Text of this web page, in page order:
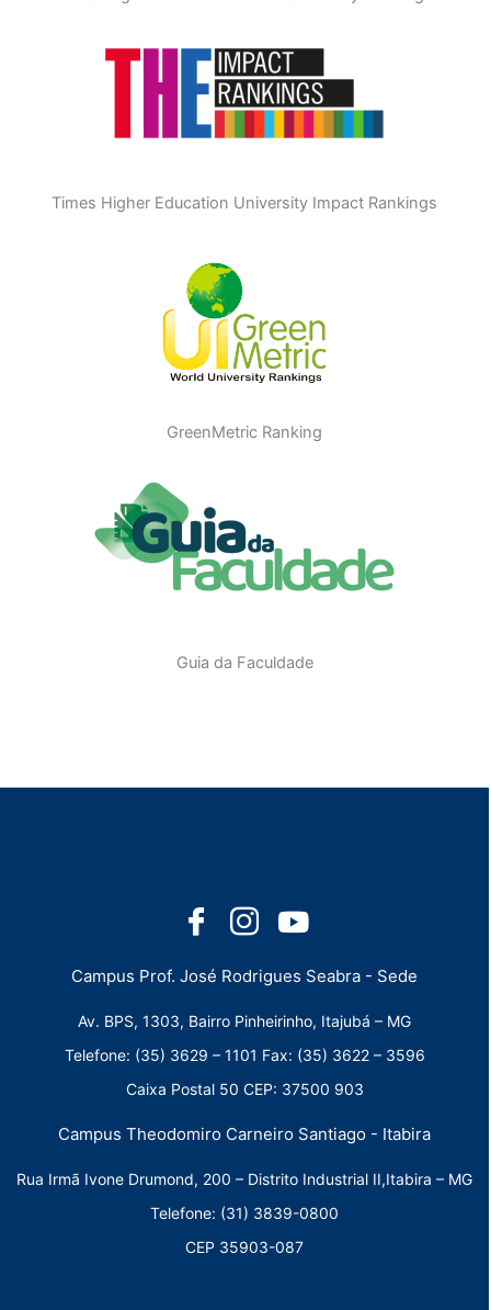
Times Higher Education University Impact Rankings
GreenMetric Ranking
Guia da Faculdade
Campus Prof. José Rodrigues Seabra - Sede
Av. BPS, 1303, Bairro Pinheirinho, Itajubá – MG
Telefone: (35) 3629 – 1101 Fax: (35) 3622 – 3596
Caixa Postal 50 CEP: 37500 903
Campus Theodomiro Carneiro Santiago - Itabira
Rua Irmã Ivone Drumond, 200 – Distrito Industrial II,Itabira – MG
Telefone: (31) 3839-0800
CEP 35903-087